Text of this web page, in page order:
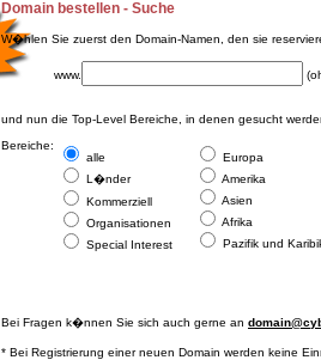
Domain bestellen - Suche
W�hlen Sie zuerst den Domain-Namen, den sie
www.
und nun die Top-Level Bereiche, in denen gesucht
Bereiche:
alle
L�nder
Kommerziell
Organisationen
Special Interest
Europa
Amerika
Asien
Afrika
Pazifik und
Bei Fragen k�nnen Sie sich auch gerne an
* Bei Registrierung einer neuen Domain werden keine